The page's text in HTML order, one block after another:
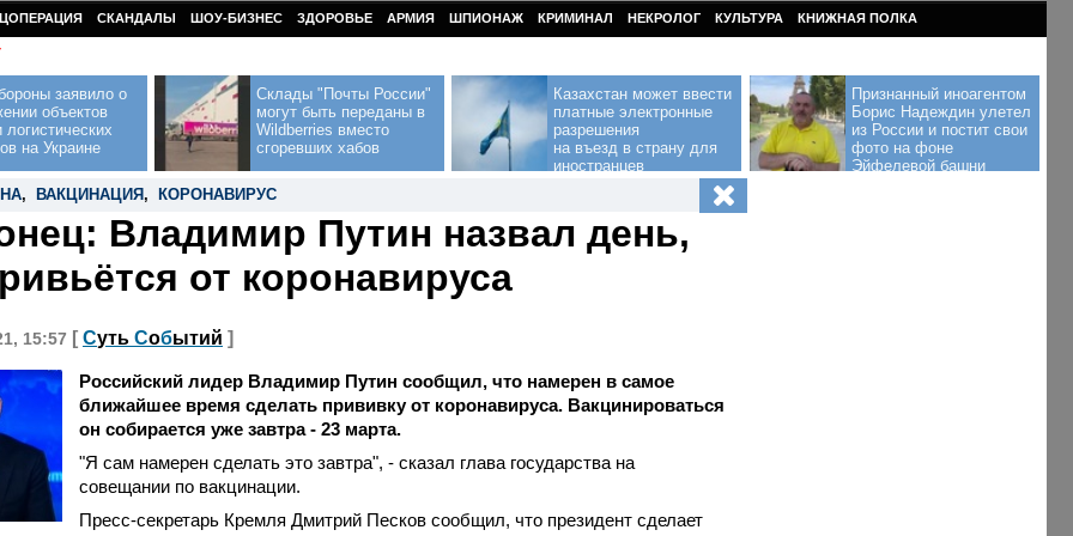
СКАНДАЛЫ ШОУ-БИЗНЕС ЗДОРОВЬЕ АРМИЯ ШПИОНАЖ КРИМИНАЛ НЕКРОЛОГ КУЛЬТУРА КНИЖНАЯ ПОЛКА
заявило о
объектов
на Украине
Склады "Почты России"
могут быть переданы в
Wildberries вместо
сгоревших хабов
Казахстан может ввести
платные электронные
разрешения
на въезд в страну для
иностранцев
Признанный иноагентом
Борис Надеждин улетел
из России и постит свои
фото на фоне
Эйфелевой башни
, ВАКЦИНАЦИЯ , КОРОНАВИРУС
Владимир Путин назвал день,
от коронавируса
15:57 [ Суть Событий ]
Российский лидер Владимир Путин сообщил, что намерен в самое
ближайшее время сделать прививку от коронавируса. Вакцинироваться
он собирается уже завтра - 23 марта.
"Я сам намерен сделать это завтра", - сказал глава государства на
совещании по вакцинации.
Пресс-секретарь Кремля Дмитрий Песков сообщил, что президент сделает